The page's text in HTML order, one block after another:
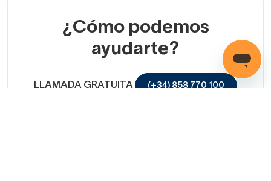
¿Cómo podemos
ayudarte?
LLAMADA GRATUITA (+34) 858 770 100